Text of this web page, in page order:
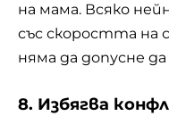
на мама. Всяко
със скоростта на
няма да допусне
8. Избягва